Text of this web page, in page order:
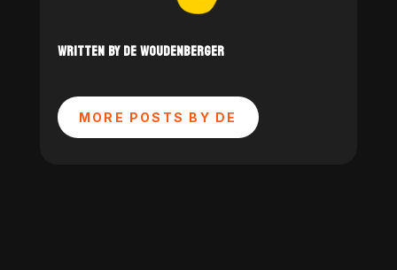
WRITTEN BY DE WOUDENBERGER
MORE POSTS BY DE